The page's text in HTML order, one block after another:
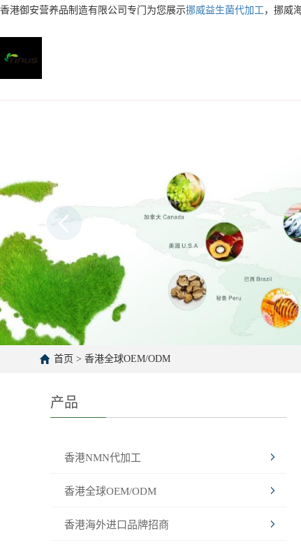
香港御安营养品制造有限公司专门为您展示挪威益生菌代加工 ，挪威
首页 > 香港全球OEM/ODM
产品
香港NMN代加工
香港全球OEM/ODM
香港海外进口品牌招商